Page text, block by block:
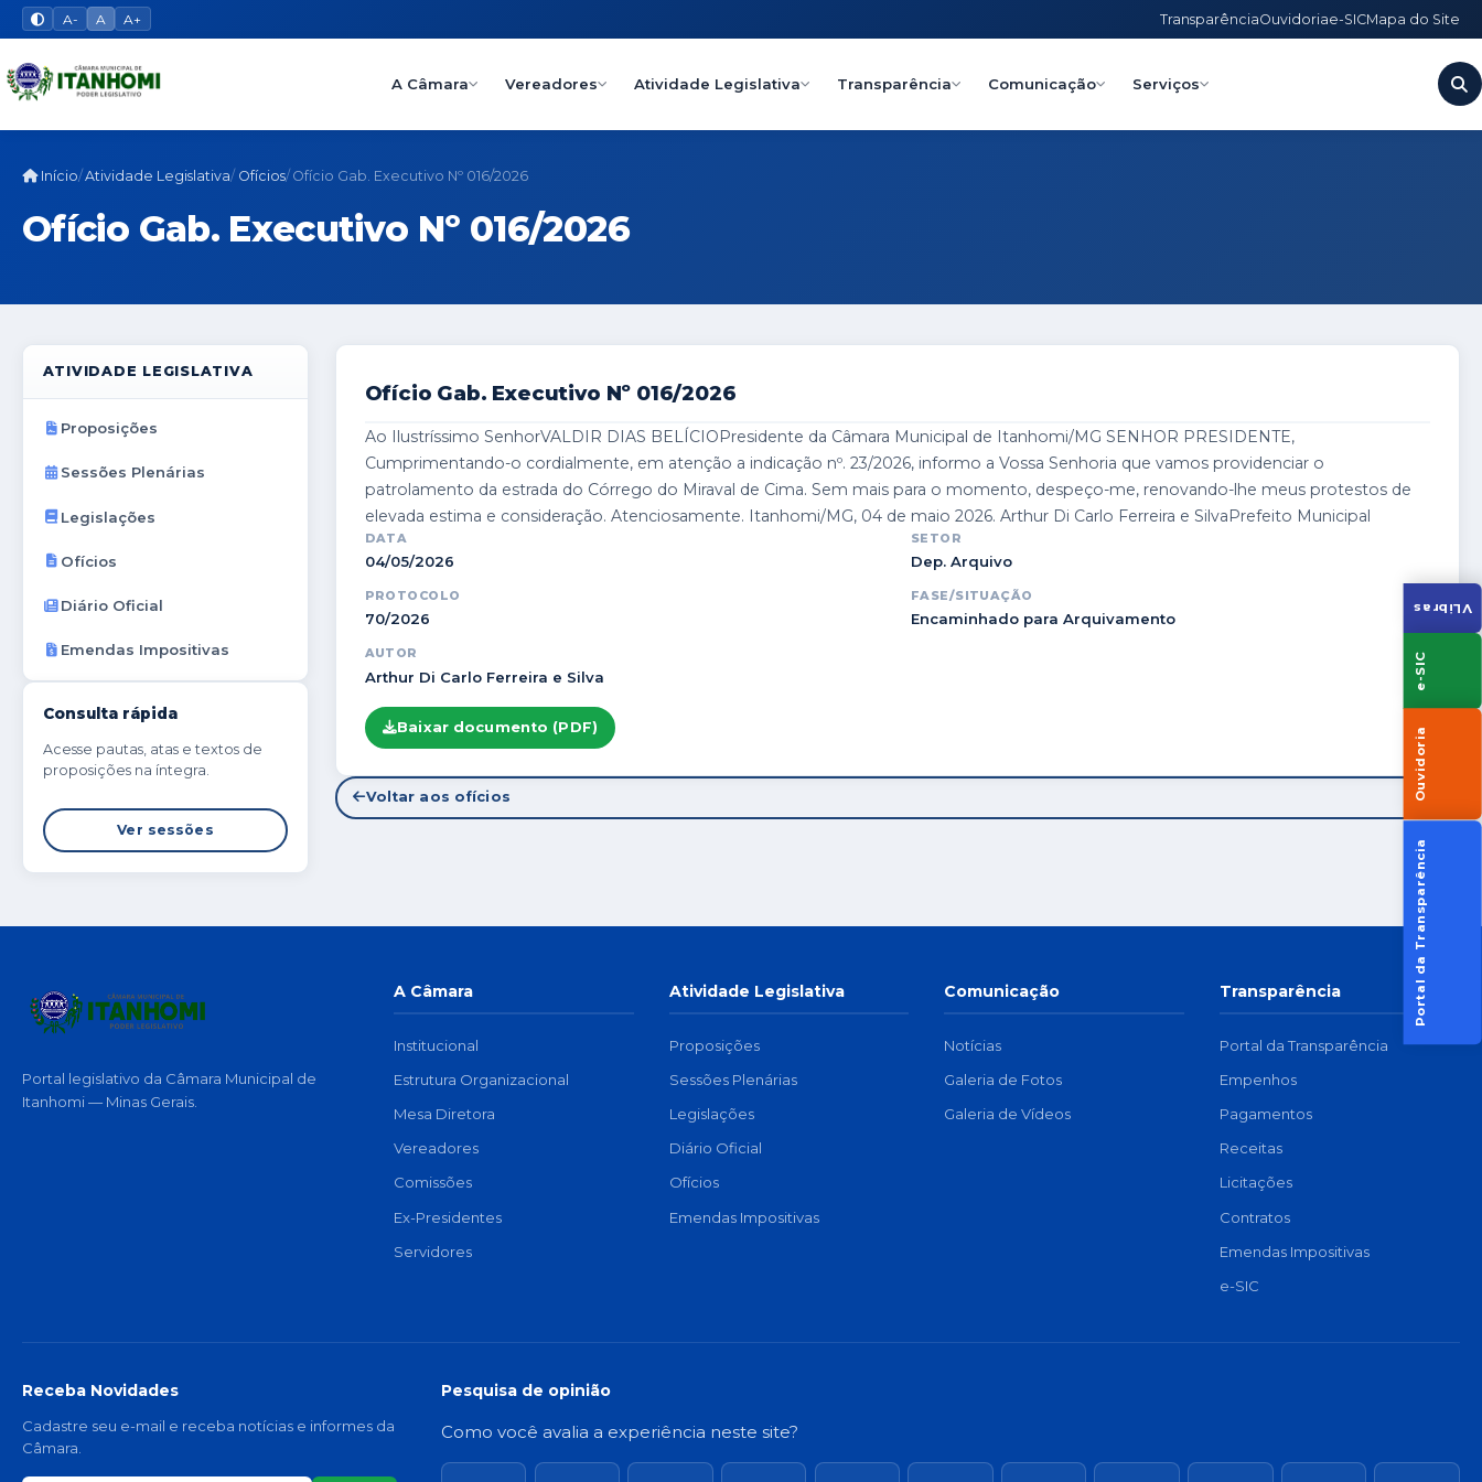
A- A A+ TransparênciaOuvidoriae-SICMapa do Site
A Câmara Vereadores Atividade Legislativa Transparência Comunicação Serviços
VLibras
e-SIC
Ouvidoria
Portal da Transparência
Início Atividade Legislativa Ofícios Ofício Gab. Executivo Nº 016/2026
Ofício Gab. Executivo Nº 016/2026
ATIVIDADE LEGISLATIVA
Proposições
Sessões Plenárias
Legislações
Ofícios
Diário Oficial
Emendas Impositivas
Consulta rápida
Acesse pautas, atas e textos de
proposições na íntegra.
Ver sessões
Ofício Gab. Executivo Nº 016/2026
Ao Ilustríssimo SenhorVALDIR DIAS BELÍCIOPresidente da Câmara Municipal de Itanhomi/MG SENHOR PRESIDENTE,
Cumprimentando-o cordialmente, em atenção a indicação nº. 23/2026, informo a Vossa Senhoria que vamos providenciar o
patrolamento da estrada do Córrego do Miraval de Cima. Sem mais para o momento, despeço-me, renovando-lhe meus protestos de
elevada estima e consideração. Atenciosamente. Itanhomi/MG, 04 de maio 2026. Arthur Di Carlo Ferreira e SilvaPrefeito Municipal
DATA
04/05/2026
SETOR
Dep. Arquivo
PROTOCOLO
70/2026
FASE/SITUAÇÃO
Encaminhado para Arquivamento
AUTOR
Arthur Di Carlo Ferreira e Silva
Baixar documento (PDF)
Voltar aos ofícios
Portal legislativo da Câmara Municipal de
Itanhomi — Minas Gerais.
A Câmara
Institucional
Estrutura Organizacional
Mesa Diretora
Vereadores
Comissões
Ex-Presidentes
Servidores
Atividade Legislativa
Proposições
Sessões Plenárias
Legislações
Diário Oficial
Ofícios
Emendas Impositivas
Comunicação
Notícias
Galeria de Fotos
Galeria de Vídeos
Transparência
Portal da Transparência
Empenhos
Pagamentos
Receitas
Licitações
Contratos
Emendas Impositivas
e-SIC
Receba Novidades
Cadastre seu e-mail e receba notícias e informes da
Câmara.
Pesquisa de opinião
Como você avalia a experiência neste site?